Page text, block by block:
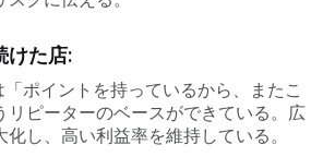
けた店:
ポイントを持っているから、またこ
リピーターのベースができている。広
し、高い利益率を維持している。